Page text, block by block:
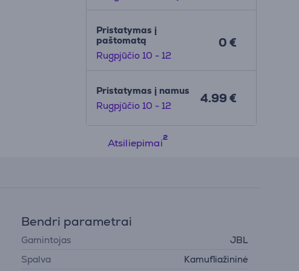
Pristatymas į
paštomatą
Rugpjūčio 10 - 12
0 €
Pristatymas į namus
Rugpjūčio 10 - 12
4.99 €
Atsiliepimai
Bendri parametrai
Gamintojas
JBL
Spalva
Kamufliažininė